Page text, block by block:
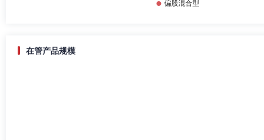
在管产品规模